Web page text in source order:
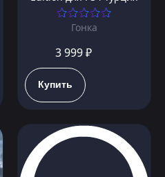
Гонка
3 999 ₽
Купить